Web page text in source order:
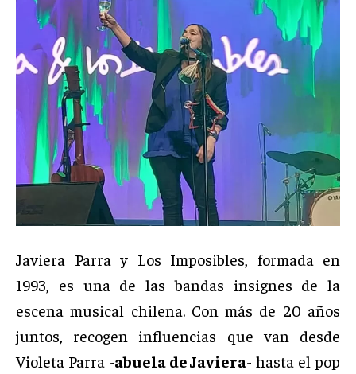
Javiera Parra y Los Imposibles, formada en
1993, es una de las bandas insignes de la
escena musical chilena. Con más de 20 años
juntos, recogen influencias que van desde
Violeta Parra -abuela de Javiera- hasta el pop